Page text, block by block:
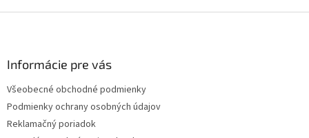
Informácie pre vás
Všeobecné obchodné podmienky
Podmienky ochrany osobných údajov
Reklamačný poriadok